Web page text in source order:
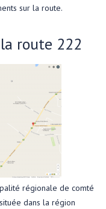
sur la route.
route 222
régionale de comté
dans la région